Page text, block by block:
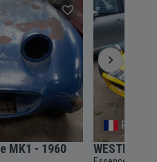
MK1 - 1960 WESTFIELD